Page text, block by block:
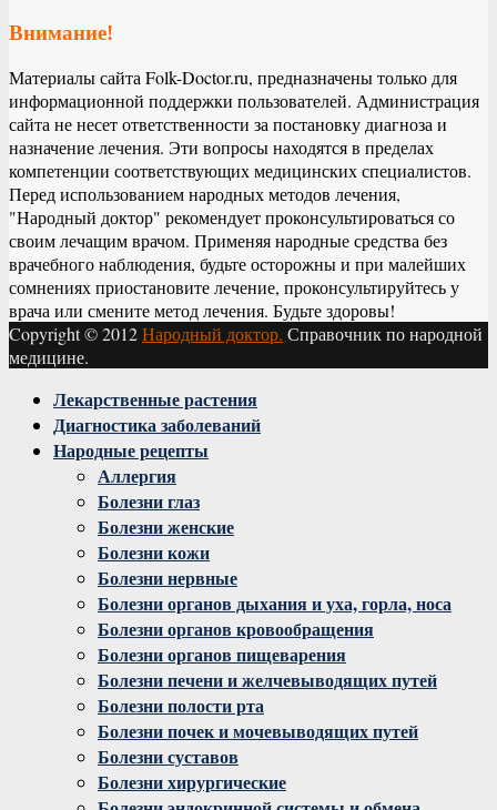
Внимание!
Материалы сайта Folk-Doctor.ru, предназначены только для
информационной поддержки пользователей. Администрация
сайта не несет ответственности за постановку диагноза и
назначение лечения. Эти вопросы находятся в пределах
компетенции соответствующих медицинских специалистов.
Перед использованием народных методов лечения,
"Народный доктор" рекомендует проконсультироваться со
своим лечащим врачом. Применяя народные средства без
врачебного наблюдения, будьте осторожны и при малейших
сомнениях приостановите лечение, проконсультируйтесь у
врача или смените метод лечения. Будьте здоровы!
Copyright © 2012Народный доктор. Справочник по народной
медицине.
Facebook
Twitter
Instagram
YoutubeЛекарственные растения
Диагностика заболеваний
Народные рецепты
Аллергия
Болезни глаз
Болезни женские
Болезни кожи
Болезни нервные
Болезни органов дыхания и уха, горла, носа
Болезни органов кровообращения
Болезни органов пищеварения
Болезни печени и желчевыводящих путей
Болезни полости рта
Болезни почек и мочевыводящих путей
Болезни суставов
Болезни хирургические